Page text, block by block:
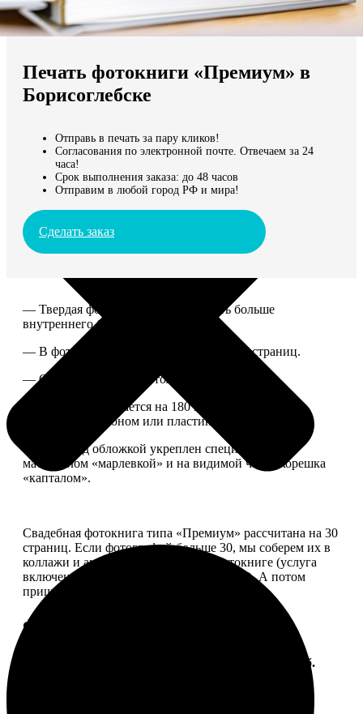
Мы доставляем по всему миру
Продолжить без города
Печать фотокниги «Премиум» в
Борисоглебске
Отправь в печать за пару кликов!
Согласования по электронной почте. Отвечаем за 24
часа!
Срок выполнения заказа: до 48 часов
Отправим в любой город РФ и мира!
Сделать заказ
— Твердая фотообложка, размер чуть больше
внутреннего блока.
— В фотокниге может быть от 20 до 100 страниц.
— Страницы плотные, толщина 1 мм.
— Книга раскрывается на 180 градусов, развороты
укреплены картоном или пластиком.
— Блок под обложкой укреплен специальным
материалом «марлевкой» и на видимой части корешка
«капталом».
Свадебная фотокнига типа «Премиум» рассчитана на 30
страниц. Если фотографий больше 30, мы соберем их в
коллажи и аккуратно разместим в фотокниге (услуга
включена, стоимость останется прежней). А потом
пришлем вам на согласование развороты.
Форматы и цены
Цена, руб.